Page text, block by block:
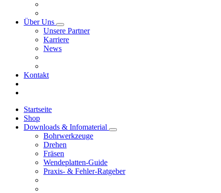
Über Uns
Unsere Partner
Karriere
News
Kontakt
Startseite
Shop
Downloads & Infomaterial
Bohrwerkzeuge
Drehen
Fräsen
Wendeplatten-Guide
Praxis- & Fehler-Ratgeber